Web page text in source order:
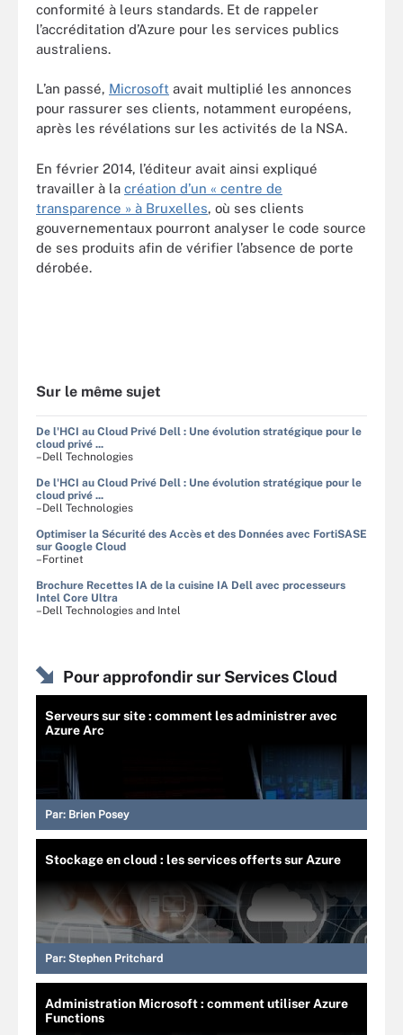
conformité à leurs standards. Et de rappeler
l’accréditation d’Azure pour les services publics
australiens.
L’an passé, Microsoft avait multiplié les annonces
pour rassurer ses clients, notamment européens,
après les révélations sur les activités de la NSA.
En février 2014, l’éditeur avait ainsi expliqué
travailler à la création d’un « centre de
transparence » à Bruxelles, où ses clients
gouvernementaux pourront analyser le code source
de ses produits afin de vérifier l’absence de porte
dérobée.
Sur le même sujet
De l'HCI au Cloud Privé Dell : Une évolution stratégique pour le
cloud privé ...
–Dell Technologies
De l'HCI au Cloud Privé Dell : Une évolution stratégique pour le
cloud privé ...
–Dell Technologies
Optimiser la Sécurité des Accès et des Données avec FortiSASE
sur Google Cloud
–Fortinet
Brochure Recettes IA de la cuisine IA Dell avec processeurs
Intel Core Ultra
–Dell Technologies and Intel
Pour approfondir sur Services Cloud
Serveurs sur site : comment les administrer avec
Azure Arc
Par: Brien Posey
Stockage en cloud : les services offerts sur Azure
Par: Stephen Pritchard
Administration Microsoft : comment utiliser Azure
Functions